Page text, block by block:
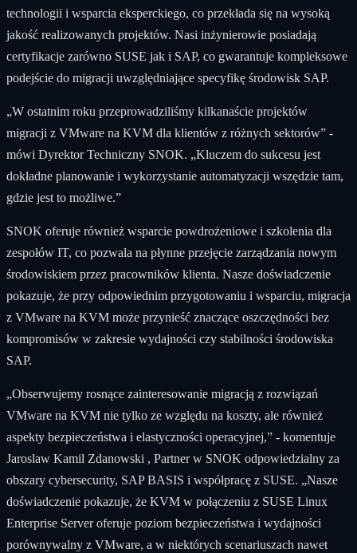
technologii i wsparcia eksperckiego, co przekłada się na wysoką
jakość realizowanych projektów. Nasi inżynierowie posiadają
certyfikacje zarówno SUSE jak i SAP, co gwarantuje kompleksowe
podejście do migracji uwzględniające specyfikę środowisk SAP.
„W ostatnim roku przeprowadziliśmy kilkanaście projektów
migracji z VMware na KVM dla klientów z różnych sektorów” -
mówi Dyrektor Techniczny SNOK. „Kluczem do sukcesu jest
dokładne planowanie i wykorzystanie automatyzacji wszędzie tam,
gdzie jest to możliwe.”
SNOK oferuje również wsparcie powdrożeniowe i szkolenia dla
zespołów IT, co pozwala na płynne przejęcie zarządzania nowym
środowiskiem przez pracowników klienta. Nasze doświadczenie
pokazuje, że przy odpowiednim przygotowaniu i wsparciu, migracja
z VMware na KVM może przynieść znaczące oszczędności bez
kompromisów w zakresie wydajności czy stabilności środowiska
SAP.
„Obserwujemy rosnące zainteresowanie migracją z rozwiązań
VMware na KVM nie tylko ze względu na koszty, ale również
aspekty bezpieczeństwa i elastyczności operacyjnej,” - komentuje
Jaroslaw Kamil Zdanowski , Partner w SNOK odpowiedzialny za
obszary cybersecurity, SAP BASIS i współpracę z SUSE. „Nasze
doświadczenie pokazuje, że KVM w połączeniu z SUSE Linux
Enterprise Server oferuje poziom bezpieczeństwa i wydajności
porównywalny z VMware, a w niektórych scenariuszach nawet